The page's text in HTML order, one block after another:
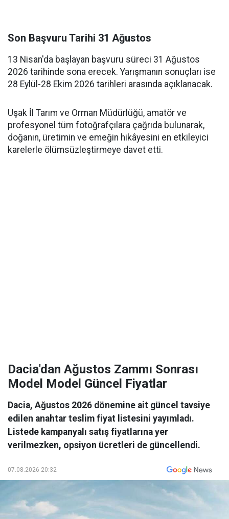
Son Başvuru Tarihi 31 Ağustos
13 Nisan'da başlayan başvuru süreci 31 Ağustos
2026 tarihinde sona erecek. Yarışmanın sonuçları ise
28 Eylül-28 Ekim 2026 tarihleri arasında açıklanacak.
Uşak İl Tarım ve Orman Müdürlüğü, amatör ve
profesyonel tüm fotoğrafçılara çağrıda bulunarak,
doğanın, üretimin ve emeğin hikâyesini en etkileyici
karelerle ölümsüzleştirmeye davet etti.
Dacia'dan Ağustos Zammı Sonrası
Model Model Güncel Fiyatlar
Dacia, Ağustos 2026 dönemine ait güncel tavsiye
edilen anahtar teslim fiyat listesini yayımladı.
Listede kampanyalı satış fiyatlarına yer
verilmezken, opsiyon ücretleri de güncellendi.
07.08.2026 20:32